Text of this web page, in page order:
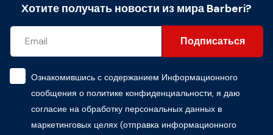
Хотите получать новости из мира Barberi?
Подписаться
Ознакомившись с содержанием Информационного
сообщения о политике конфиденциальности , я даю
согласие на обработку персональных данных в
маркетинговых целях (отправка информационного